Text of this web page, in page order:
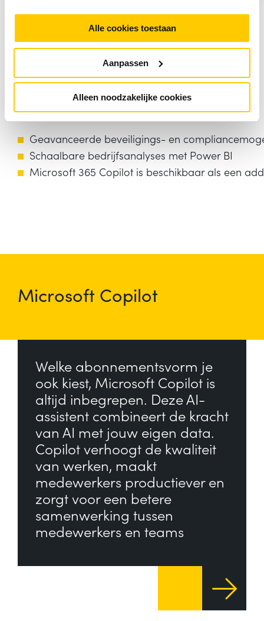
Alle cookies toestaan
Aanpassen
Alleen noodzakelijke cookies
Microsoft 365 E5
Alles in Microsoft 365 E3, plus:
Geavanceerde beveiligings- en
Schaalbare bedrijfsanalyses met Power BI
Microsoft 365 Copilot is beschikbaar als een
Microsoft Copilot
Welke abonnementsvorm je
ook kiest, Microsoft Copilot is
altijd inbegrepen. Deze AI-
assistent combineert de kracht
van AI met jouw eigen data.
Copilot verhoogt de kwaliteit
van werken, maakt
medewerkers productiever en
zorgt voor een betere
samenwerking tussen
medewerkers en teams